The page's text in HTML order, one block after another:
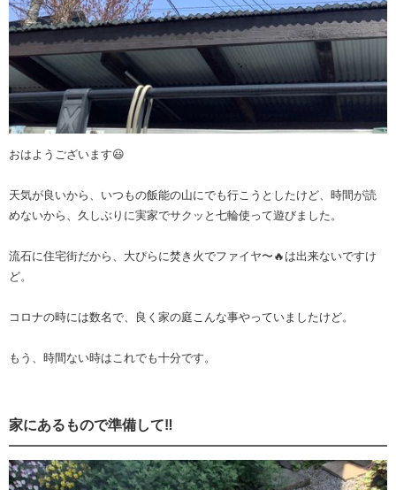
おはようございます😃
天気が良いから、いつもの飯能の山にでも行こうとしたけど、時間が読
めないから、久しぶりに実家でサクッと七輪使って遊びました。
流石に住宅街だから、大ぴらに焚き火でファイヤ〜🔥は出来ないですけ
ど。
コロナの時には数名で、良く家の庭こんな事やっていましたけど。
もう、時間ない時はこれでも十分です。
家にあるもので準備して‼️